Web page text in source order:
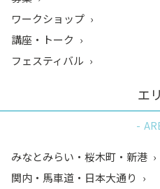
ワークショップ
講座・トーク
フェスティバル
エ
みなとみらい・桜木町・新港
関内・馬車道・日本大通り